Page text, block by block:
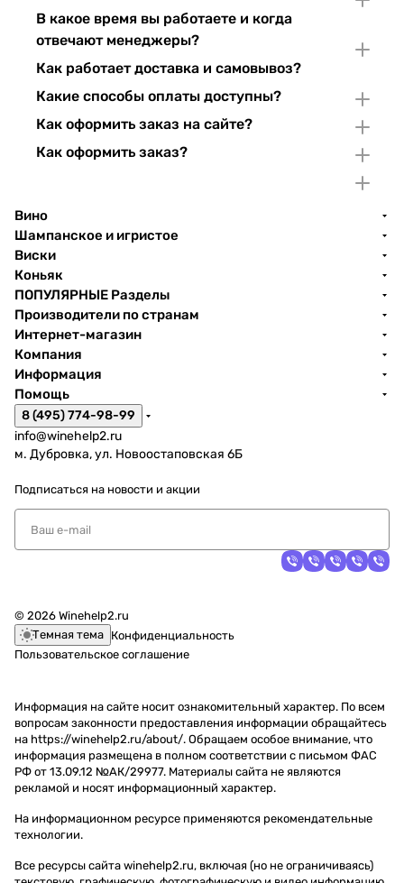
В какое время вы работаете и когда
отвечают менеджеры?
Как работает доставка и самовывоз?
Какие способы оплаты доступны?
Как оформить заказ на сайте?
Как оформить заказ?
Вино
Шампанское и игристое
Виски
Коньяк
ПОПУЛЯРНЫЕ Разделы
Производители по странам
Интернет-магазин
Компания
Информация
Помощь
8 (495) 774-98-99
info@winehelp2.ru
м. Дубровка, ул. Новоостаповская 6Б
Подписаться на новости и акции
© 2026 Winehelp2.ru
Темная тема Конфиденциальность
Пользовательское соглашение
Информация на сайте носит ознакомительный характер. По всем
вопросам законности предоставления информации обращайтесь
на https://winehelp2.ru/about/. Обращаем особое внимание, что
информация размещена в полном соответствии с письмом ФАС
РФ от 13.09.12 №АК/29977. Материалы сайта не являются
рекламой и носят информационный характер.
На информационном ресурсе применяются рекомендательные
технологии.
Все ресурсы сайта winehelp2.ru, включая (но не ограничиваясь)